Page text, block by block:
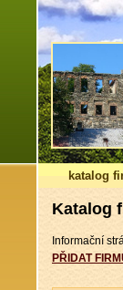
katalog
Katalog
Informační
PŘIDAT